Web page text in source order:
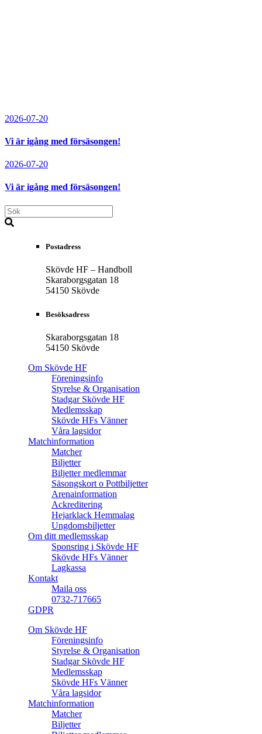
2026-07-20
Vi är igång med försäsongen!
2026-07-20
Vi är igång med försäsongen!
Postadress
Skövde HF – Handboll
Skaraborgsgatan 18
54150 Skövde
Besöksadress
Skaraborgsgatan 18
54150 Skövde
Om Skövde HF
Föreningsinfo
Styrelse & Organisation
Stadgar Skövde HF
Medlemsskap
Skövde HFs Vänner
Våra lagsidor
Matchinformation
Matcher
Biljetter
Biljetter medlemmar
Säsongskort o Pottbiljetter
Arenainformation
Ackreditering
Hejarklack Hemmalag
Ungdomsbiljetter
Om ditt medlemsskap
Sponsring i Skövde HF
Skövde HFs Vänner
Lagkassa
Kontakt
Maila oss
0732-717665
GDPR
Om Skövde HF
Föreningsinfo
Styrelse & Organisation
Stadgar Skövde HF
Medlemsskap
Skövde HFs Vänner
Våra lagsidor
Matchinformation
Matcher
Biljetter